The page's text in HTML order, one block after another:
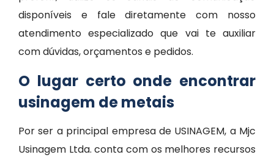
disponíveis e fale diretamente com nosso
atendimento especializado que vai te auxiliar
com dúvidas, orçamentos e pedidos.
O lugar certo onde encontrar
usinagem de metais
Por ser a principal empresa de USINAGEM, a Mjc
Usinagem Ltda. conta com os melhores recursos